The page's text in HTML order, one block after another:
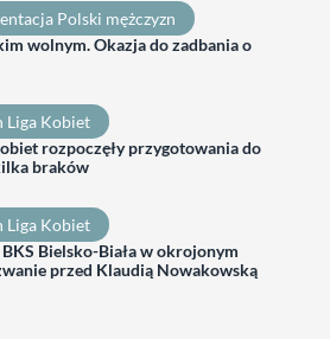
Polski mężczyzn
wolnym. Okazja do zadbania o
Liga Kobiet
rozpoczęły przygotowania do
braków
Liga Kobiet
Bielsko-Biała w okrojonym
przed Klaudią Nowakowską